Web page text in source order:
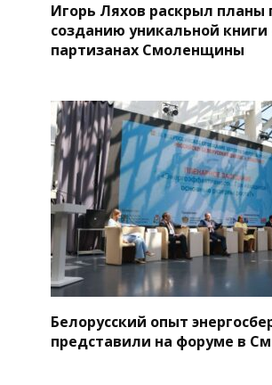
Игорь Ляхов раскрыл планы
созданию уникальной книги
партизанах Смоленщины
Белорусский опыт
представили на форуме в